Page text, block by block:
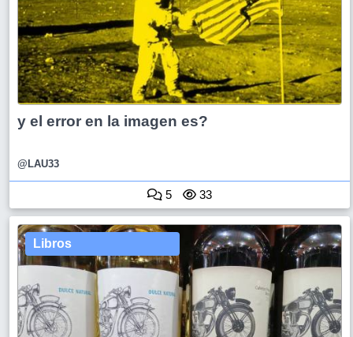
y el error en la imagen es?
@LAU33
5 33
Libros